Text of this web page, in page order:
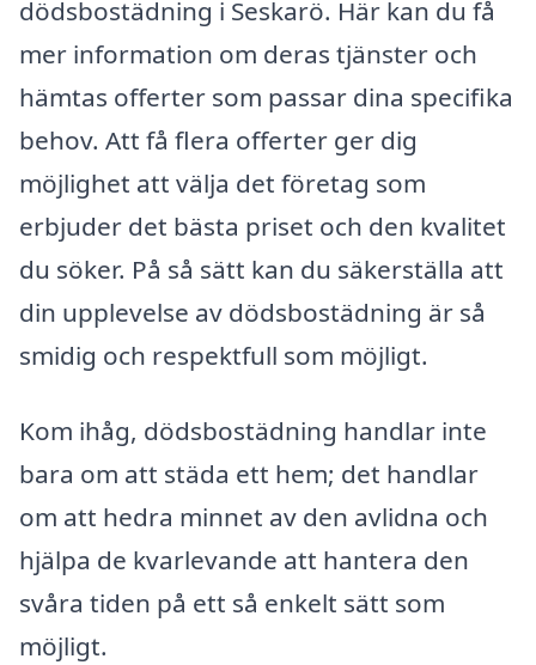
dödsbostädning i Seskarö. Här kan du få
mer information om deras tjänster och
hämtas offerter som passar dina specifika
behov. Att få flera offerter ger dig
möjlighet att välja det företag som
erbjuder det bästa priset och den kvalitet
du söker. På så sätt kan du säkerställa att
din upplevelse av dödsbostädning är så
smidig och respektfull som möjligt.
Kom ihåg, dödsbostädning handlar inte
bara om att städa ett hem; det handlar
om att hedra minnet av den avlidna och
hjälpa de kvarlevande att hantera den
svåra tiden på ett så enkelt sätt som
möjligt.